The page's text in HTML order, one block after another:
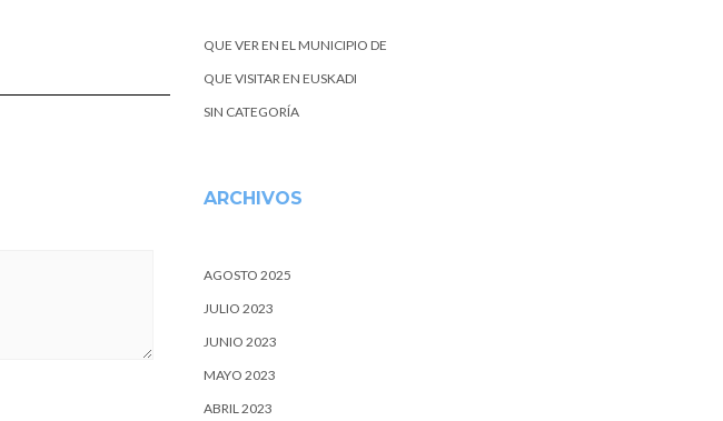
QUE VER EN EL MUNICIPIO DE
QUE VISITAR EN EUSKADI
SIN CATEGORÍA
ARCHIVOS
AGOSTO 2025
JULIO 2023
JUNIO 2023
MAYO 2023
ABRIL 2023